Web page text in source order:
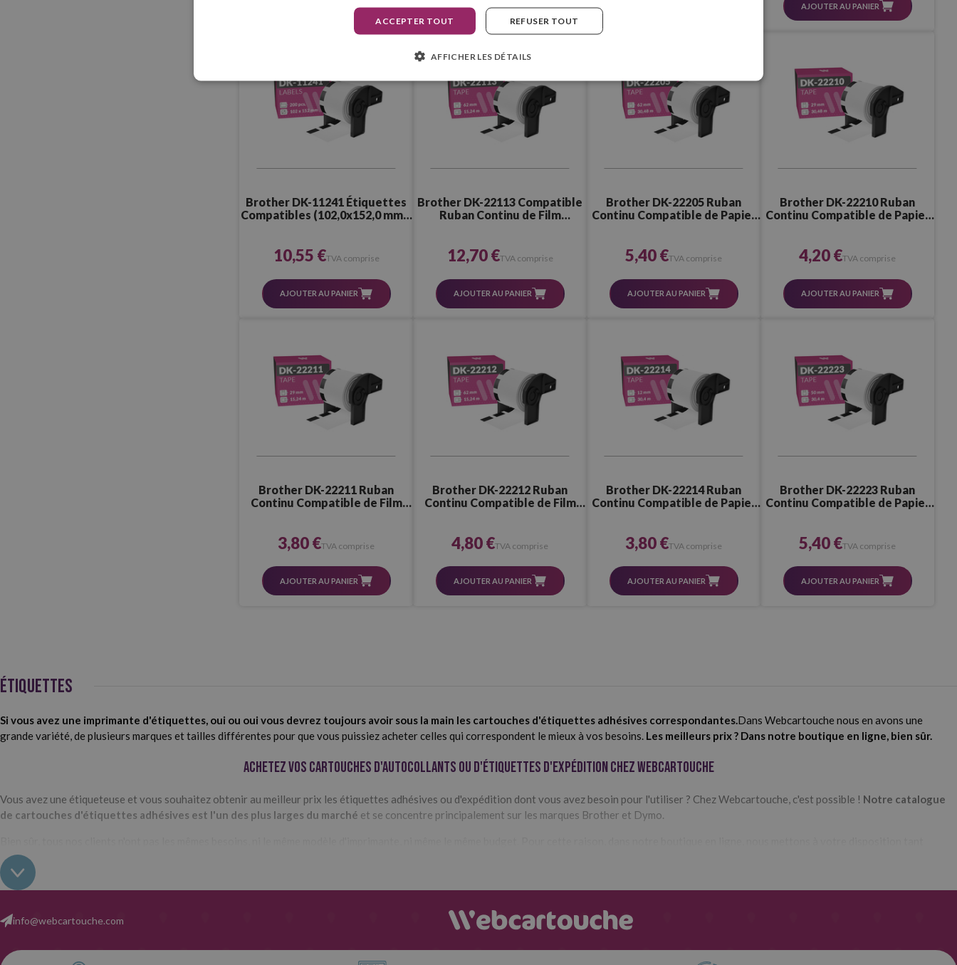
AJOUTER AU PANIER AJOUTER AU PANIER AJOUTER AU PANIER
Brother DK-11241 Étiquettes
Compatibles (102,0x152,0 mm –
10,55 €TVA comprise
AJOUTER AU PANIER
Brother DK-22113 Compatible
Ruban Continu de Film
12,70 €TVA comprise
AJOUTER AU PANIER
Brother DK-22205 Ruban
Continu Compatible de Papier
5,40 €TVA comprise
AJOUTER AU PANIER
Brother DK-22210 Ruban
Continu Compatible de Papier
4,20 €TVA comprise
AJOUTER AU PANIER
Brother DK-22211 Ruban
Continu Compatible de Film
3,80 €TVA comprise
AJOUTER AU PANIER
Brother DK-22212 Ruban
Continu Compatible de Film
4,80 €TVA comprise
AJOUTER AU PANIER
Brother DK-22214 Ruban
Continu Compatible de Papier
3,80 €TVA comprise
AJOUTER AU PANIER
Brother DK-22223 Ruban
Continu Compatible de Papier
5,40 €TVA comprise
AJOUTER AU PANIER
ÉTIQUETTES
Si vous avez une imprimante d'étiquettes, oui ou oui vous devrez toujours avoir sous la main les cartouches d'étiquettes adhésives correspondantes.Dans Webcartouche nous en avons une
grande variété, de plusieurs marques et tailles différentes pour que vous puissiez acheter celles qui correspondent le mieux à vos besoins. Les meilleurs prix ? Dans notre boutique en ligne, bien sûr.
Achetez vos cartouches d'autocollants ou d'étiquettes d'expédition chez Webcartouche
Vous avez une étiqueteuse et vous souhaitez obtenir au meilleur prix les étiquettes adhésives ou d'expédition dont vous avez besoin pour l'utiliser ? Chez Webcartouche, c'est possible ! Notre catalogue
de cartouches d'étiquettes adhésives est l'un des plus larges du marché et se concentre principalement sur les marques Brother et Dymo.
d'options pour vos étiquettes adhésives et d'expédition.
des dimensions des étiquettes.
? Le prix, les génériques étant beaucoup moins chers. C'est le fait qu'elles ne soient pas fabriquées par le fabricant de l'étiqueteuse elle-même qui leur permet d'avoir un prix plus bas.
Types d'étiquettes adhésives que vous trouverez dans Webcartouche
Dans Webcartouche, nous disposons d'un vaste catalogue de cartouches d'étiquettes adhésives ou d'étiquettes d'expédition.Chacune d'entre elles a été conçue spécifiquement pour différentes
info@webcartouche.com
ACCEPTER TOUT REFUSER TOUT
AFFICHER LES DÉTAILS